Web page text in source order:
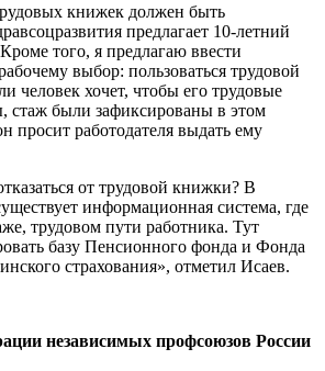
книжек должен быть
предлагает 10-летний
того, я предлагаю ввести
выбор: пользоваться трудовой
человек хочет, чтобы его трудовые
стаж были зафиксированы в этом
просит работодателя выдать ему
от трудовой книжки? В
информационная система, где
трудовом пути работника. Тут
базу Пенсионного фонда и Фонда
страхования», отметил Исаев.
независимых профсоюзов России